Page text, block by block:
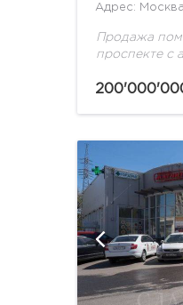
Адрес:
Продажа
проспекте с
м.